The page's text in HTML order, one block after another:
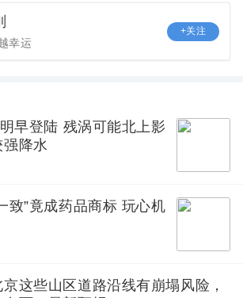
幸运
+关注
早登陆 残涡可能北上影
降水
致”竟成药品商标 玩心机
这些山区道路沿线有崩塌风险，